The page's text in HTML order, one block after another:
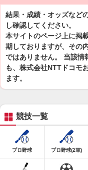
結果・成績・オッズなど
し確認してください。
本サイトのページ上に掲
期しておりますが、その
ではありません。 当該情
も、株式会社NTTドコモ
ます。
競技一覧
プロ野球 プロ野球(2軍)